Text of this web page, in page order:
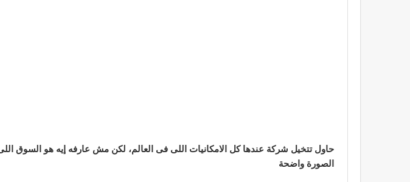
حاول تتخيل شركة عندها كل الامكانيات اللى فى العالم، لكن مش عارفه إيه هو السوق
الصورة واضحة